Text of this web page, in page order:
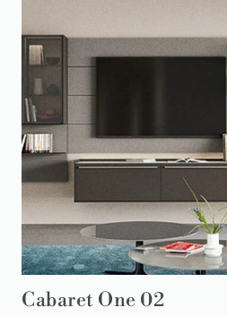
Cabaret One 02